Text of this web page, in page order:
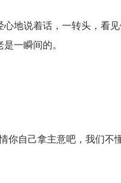
地说着话，一转头，看
一瞬间的。
你自己拿主意吧，我们不